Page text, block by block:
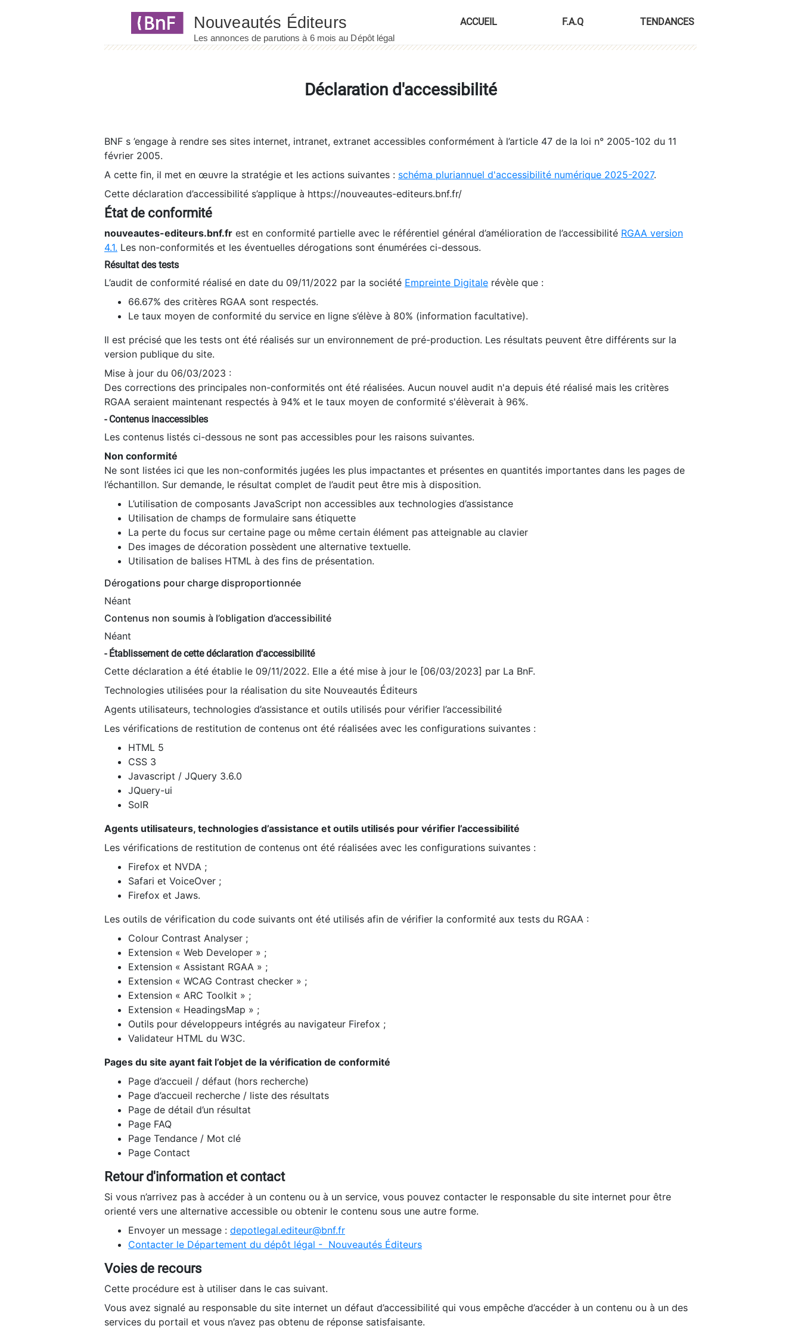
ACCUEIL F.A.Q TENDANCES
Déclaration d'accessibilité
BNF s ’engage à rendre ses sites internet, intranet, extranet accessibles conformément à l’article 47 de la loi n° 2005-102 du 11
février 2005.
A cette fin, il met en œuvre la stratégie et les actions suivantes : schéma pluriannuel d'accessibilité numérique 2025-2027.
Cette déclaration d’accessibilité s’applique à https://nouveautes-editeurs.bnf.fr/
État de conformité
nouveautes-editeurs.bnf.fr est en conformité partielle avec le référentiel général d’amélioration de l’accessibilité RGAA version
4.1. Les non-conformités et les éventuelles dérogations sont énumérées ci-dessous.
Résultat des tests
L’audit de conformité réalisé en date du 09/11/2022 par la société Empreinte Digitale révèle que :
66.67% des critères RGAA sont respectés.
Le taux moyen de conformité du service en ligne s’élève à 80% (information facultative).
Il est précisé que les tests ont été réalisés sur un environnement de pré-production. Les résultats peuvent être différents sur la
version publique du site.
Mise à jour du 06/03/2023 :
Des corrections des principales non-conformités ont été réalisées. Aucun nouvel audit n'a depuis été réalisé mais les critères
RGAA seraient maintenant respectés à 94% et le taux moyen de conformité s'élèverait à 96%.
- Contenus inaccessibles
Les contenus listés ci-dessous ne sont pas accessibles pour les raisons suivantes.
Non conformité
Ne sont listées ici que les non-conformités jugées les plus impactantes et présentes en quantités importantes dans les pages de
l’échantillon. Sur demande, le résultat complet de l’audit peut être mis à disposition.
L’utilisation de composants JavaScript non accessibles aux technologies d’assistance
Utilisation de champs de formulaire sans étiquette
La perte du focus sur certaine page ou même certain élément pas atteignable au clavier
Des images de décoration possèdent une alternative textuelle.
Utilisation de balises HTML à des fins de présentation.
Dérogations pour charge disproportionnée
Néant
Contenus non soumis à l’obligation d’accessibilité
Néant
- Établissement de cette déclaration d'accessibilité
Cette déclaration a été établie le 09/11/2022. Elle a été mise à jour le [06/03/2023] par La BnF.
Technologies utilisées pour la réalisation du site Nouveautés Éditeurs
Agents utilisateurs, technologies d’assistance et outils utilisés pour vérifier l’accessibilité
Les vérifications de restitution de contenus ont été réalisées avec les configurations suivantes :
HTML 5
CSS 3
Javascript / JQuery 3.6.0
JQuery-ui
SolR
Agents utilisateurs, technologies d’assistance et outils utilisés pour vérifier l’accessibilité
Les vérifications de restitution de contenus ont été réalisées avec les configurations suivantes :
Firefox et NVDA ;
Safari et VoiceOver ;
Firefox et Jaws.
Les outils de vérification du code suivants ont été utilisés afin de vérifier la conformité aux tests du RGAA :
Colour Contrast Analyser ;
Extension « Web Developer » ;
Extension « Assistant RGAA » ;
Extension « WCAG Contrast checker » ;
Extension « ARC Toolkit » ;
Extension « HeadingsMap » ;
Outils pour développeurs intégrés au navigateur Firefox ;
Validateur HTML du W3C.
Pages du site ayant fait l’objet de la vérification de conformité
Page d’accueil / défaut (hors recherche)
Page d’accueil recherche / liste des résultats
Page de détail d’un résultat
Page FAQ
Page Tendance / Mot clé
Page Contact
Retour d'information et contact
Si vous n’arrivez pas à accéder à un contenu ou à un service, vous pouvez contacter le responsable du site internet pour être
orienté vers une alternative accessible ou obtenir le contenu sous une autre forme.
Envoyer un message : depotlegal.editeur@bnf.fr
Contacter le Département du dépôt légal - Nouveautés Éditeurs
Voies de recours
Cette procédure est à utiliser dans le cas suivant.
Vous avez signalé au responsable du site internet un défaut d’accessibilité qui vous empêche d’accéder à un contenu ou à un des
services du portail et vous n’avez pas obtenu de réponse satisfaisante.